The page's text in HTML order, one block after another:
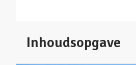
Inhoudsopgave